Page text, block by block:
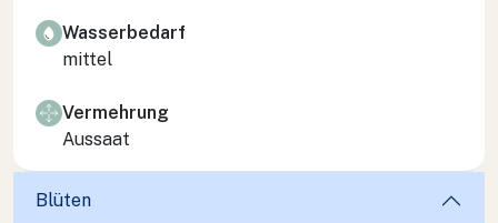
Wasserbedarf
mittel
Vermehrung
Aussaat
Blüten